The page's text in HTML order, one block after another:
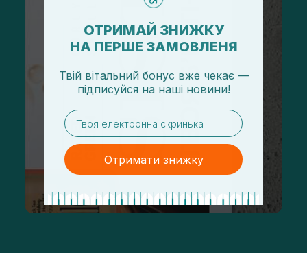
ОТРИМАЙ ЗНИЖКУ
НА ПЕРШЕ ЗАМОВЛЕНЯ
Твій вітальний бонус вже чекає —
підписуйся на наші новини!
email
Отримати знижку